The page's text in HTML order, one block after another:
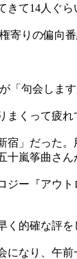
きて14人ぐ
寄りの偏向
「句会しま
まくって疲
宿」だった
十嵐筝曲さ
ジー『アウ
く的確な評
になり、午